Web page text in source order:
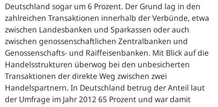
Deutschland sogar um 6 Prozent. Der Grund lag in den
zahlreichen Transaktionen innerhalb der Verbünde, etwa
zwischen Landesbanken und Sparkassen oder auch
zwischen genossenschaftlichen Zentralbanken und
Genossenschafts- und Raiffeisenbanken. Mit Blick auf die
Handelsstrukturen überwog bei den unbesicherten
Transaktionen der direkte Weg zwischen zwei
Handelspartnern. In Deutschland betrug der Anteil laut
der Umfrage im Jahr 2012 65 Prozent und war damit